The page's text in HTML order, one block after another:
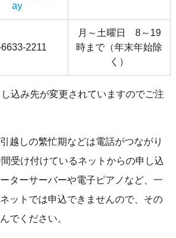
ay
2211
月～土曜日 8～19
時まで（年末年始除
く）
込み先が変更されていますのでご注
越しの繁忙期などは電話がつながり
受け付けているネットからの申し込
ターサーバーや電子ピアノなど、一
ットでは申込できませんので、その
でください。